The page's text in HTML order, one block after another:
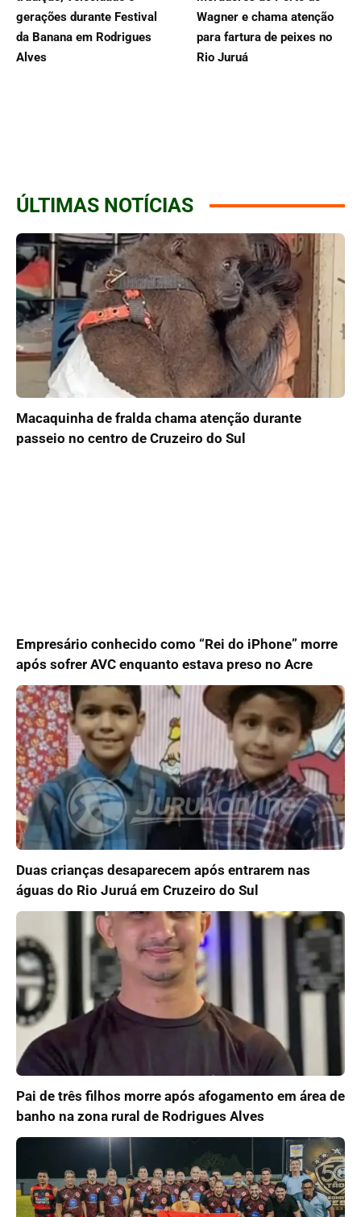
gerações durante Festival
da Banana em Rodrigues
Alves
Wagner e chama atenção
para fartura de peixes no
Rio Juruá
ÚLTIMAS NOTÍCIAS
Macaquinha de fralda chama atenção durante
passeio no centro de Cruzeiro do Sul
Empresário conhecido como “Rei do iPhone” morre
após sofrer AVC enquanto estava preso no Acre
Duas crianças desaparecem após entrarem nas
águas do Rio Juruá em Cruzeiro do Sul
Pai de três filhos morre após afogamento em área de
banho na zona rural de Rodrigues Alves